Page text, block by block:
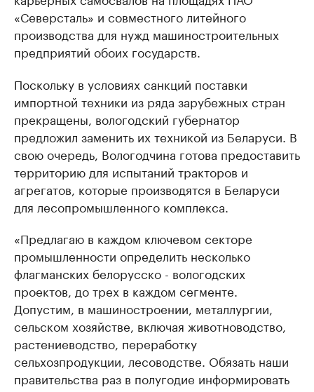
«Северсталь» и совместного литейного
производства для нужд машиностроительных
предприятий обоих государств.
Поскольку в условиях санкций поставки
импортной техники из ряда зарубежных стран
прекращены, вологодский губернатор
предложил заменить их техникой из Беларуси. В
свою очередь, Вологодчина готова предоставить
территорию для испытаний тракторов и
агрегатов, которые производятся в Беларуси
для лесопромышленного комплекса.
«Предлагаю в каждом ключевом секторе
промышленности определить несколько
флагманских белорусско - вологодских
проектов, до трех в каждом сегменте.
Допустим, в машиностроении, металлургии,
сельском хозяйстве, включая животноводство,
растениеводство, переработку
сельхозпродукции, лесоводстве. Обязать наши
правительства раз в полугодие информировать